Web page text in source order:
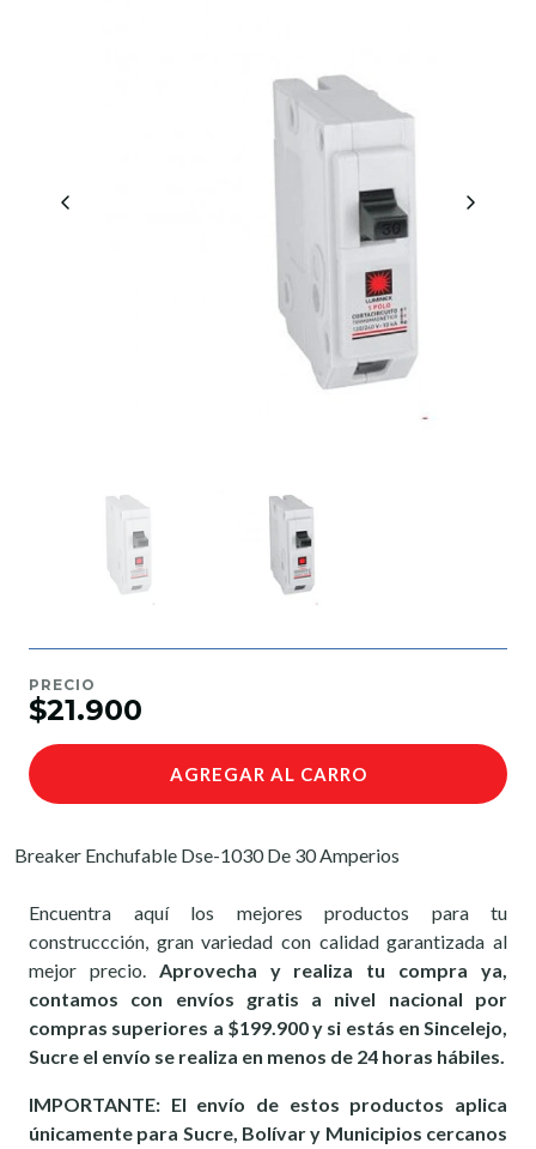
PRECIO
$21.900
AGREGAR AL CARRO
Breaker Enchufable Dse-1030 De 30 Amperios
Encuentra aquí los mejores productos para tu
construccción, gran variedad con calidad garantizada al
mejor precio. Aprovecha y realiza tu compra ya,
contamos con envíos gratis a nivel nacional por
compras superiores a $199.900 y si estás en Sincelejo,
Sucre el envío se realiza en menos de 24 horas hábiles.
IMPORTANTE: El envío de estos productos aplica
únicamente para Sucre, Bolívar y Municipios cercanos